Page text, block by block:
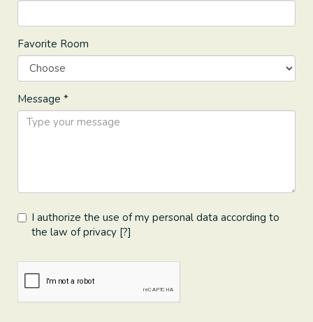
Favorite Room
Message *
I authorize the use of my personal data according to
the law of privacy [?]